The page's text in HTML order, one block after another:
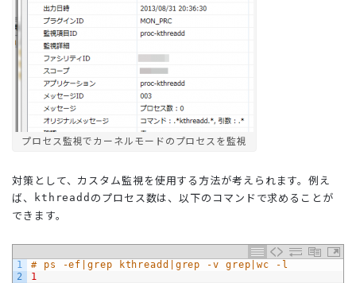
プロセス監視でカーネルモードのプロセスを監視
対策として、カスタム監視を使用する方法が考えられます。例え
ば、
kthreadd のプロセス数は、以下のコマンドで求めることが
できます。
1
2
# ps -ef|grep kthreadd|grep -v grep|wc -l
1